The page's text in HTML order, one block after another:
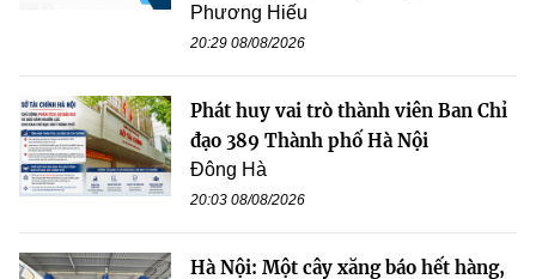
Phương Hiếu
20:29 08/08/2026
Phát huy vai trò thành viên Ban Chỉ
đạo 389 Thành phố Hà Nội
Đông Hà
20:03 08/08/2026
Hà Nội: Một cây xăng báo hết hàng,